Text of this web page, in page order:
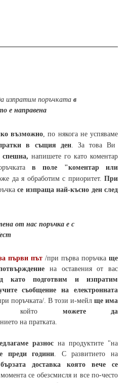
изпратим поръчката в
е направена
възможно, по някога не успяваме
в същия ден. За това Ви
спешна, напишете го като коментар
в поле "коментар или
да я обработим с приоритет. При
се изпраща най-късно ден след
от нас поръчка е с
първи път /при първа поръчка ще
на оставения от вас
като подготвим и изпратим
съобщение на електронната
поръчката/. В този и-мейл ще има
който можете да
на пратката.
разнос на продуктите "на
преди години. С развитието на
бързата доставка която вече се
се обезсмисля и все по-често